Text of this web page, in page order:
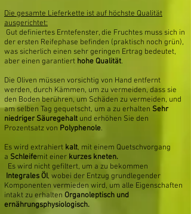
Die gesamte Lieferkette ist auf höchste Qualität
ausgerichtet:
Gut definiertes Erntefenster, die Fruchtes muss sich in
der ersten Reifephase befinden (praktisch noch grün),
was sicherlich einen sehr geringen Ertrag bedeutet,
aber einen garantiert hohe Qualität.
Die Oliven müssen vorsichtig von Hand entfernt
werden, durch Kämmen, um zu vermeiden, dass sie
den Boden berühren, um Schäden zu vermeiden, und
am selben Tag gequetscht, um a zu erhalten Sehr
niedriger Säuregehalt und erhöhen Sie den
Prozentsatz von Polyphenole.
Es wird extrahiert kalt, mit einem Quetschvorgang
a Schleifemit einer kurzes kneten.
Es wird nicht gefiltert, um a zu bekommen
Integrales Öl, wobei der Entzug grundlegender
Komponenten vermieden wird, um alle Eigenschaften
intakt zu erhalten Organoleptisch und
ernährungsphysiologisch.